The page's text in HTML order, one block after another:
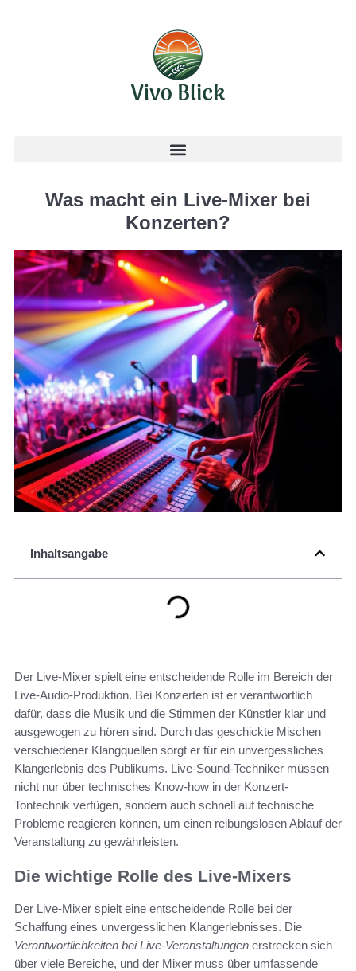
Was macht ein Live-Mixer bei
Konzerten?
Inhaltsangabe
Der Live-Mixer spielt eine entscheidende Rolle im Bereich der
Live-Audio-Produktion. Bei Konzerten ist er verantwortlich
dafür, dass die Musik und die Stimmen der Künstler klar und
ausgewogen zu hören sind. Durch das geschickte Mischen
verschiedener Klangquellen sorgt er für ein unvergessliches
Klangerlebnis des Publikums. Live-Sound-Techniker müssen
nicht nur über technisches Know-how in der Konzert-
Tontechnik verfügen, sondern auch schnell auf technische
Probleme reagieren können, um einen reibungslosen Ablauf der
Veranstaltung zu gewährleisten.
Die wichtige Rolle des Live-Mixers
Der Live-Mixer spielt eine entscheidende Rolle bei der
Schaffung eines unvergesslichen Klangerlebnisses. Die
Verantwortlichkeiten bei Live-Veranstaltungen erstrecken sich
über viele Bereiche, und der Mixer muss über umfassende